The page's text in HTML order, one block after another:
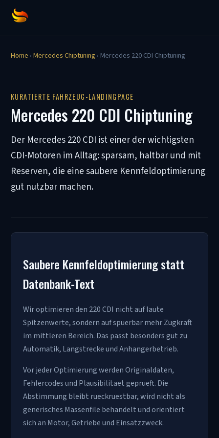
Home›Mercedes Chiptuning› Mercedes 220 CDI Chiptuning
KURATIERTE FAHRZEUG-LANDINGPAGE
Mercedes 220 CDI Chiptuning
Der Mercedes 220 CDI ist einer der wichtigsten
CDI-Motoren im Alltag: sparsam, haltbar und mit
Reserven, die eine saubere Kennfeldoptimierung
gut nutzbar machen.
Saubere Kennfeldoptimierung statt
Datenbank-Text
Wir optimieren den 220 CDI nicht auf laute
Spitzenwerte, sondern auf spuerbar mehr Zugkraft
im mittleren Bereich. Das passt besonders gut zu
Automatik, Langstrecke und Anhangerbetrieb.
Vor jeder Optimierung werden Originaldaten,
Fehlercodes und Plausibilitaet geprueft. Die
Abstimmung bleibt rueckruestbar, wird nicht als
generisches Massenfile behandelt und orientiert
sich an Motor, Getriebe und Einsatzzweck.